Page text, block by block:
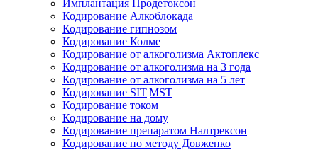
Имплантация Продетоксон
Кодирование Алкоблокада
Кодирование гипнозом
Кодирование Колме
Кодирование от алкоголизма Актоплекс
Кодирование от алкоголизма на 3 года
Кодирование от алкоголизма на 5 лет
Кодирование SIT|MST
Кодирование током
Кодирование на дому
Кодирование препаратом Налтрексон
Кодирование по методу Довженко